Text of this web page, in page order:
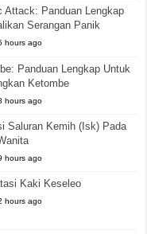
Attack: Panduan Lengkap
Serangan Panik
hours ago
Panduan Lengkap Untuk
Ketombe
hours ago
Saluran Kemih (Isk) Pada
hours ago
Kaki Keseleo
hours ago